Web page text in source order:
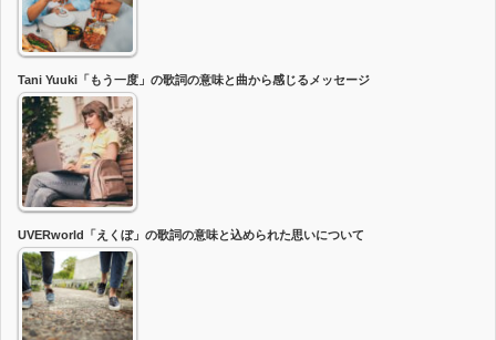
Tani Yuuki「もう一度」の歌詞の意味と曲から感じるメッセージ
UVERworld「えくぼ」の歌詞の意味と込められた思いについて